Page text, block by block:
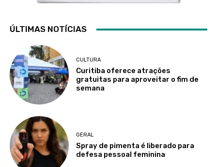
ÚLTIMAS NOTÍCIAS
CULTURA
Curitiba oferece atrações
gratuitas para aproveitar o fim de
semana
GERAL
Spray de pimenta é liberado para
defesa pessoal feminina